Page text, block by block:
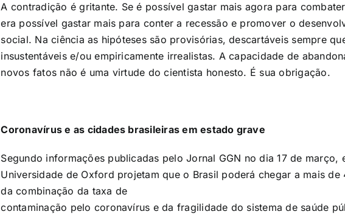
A contradição é gritante. Se é possível gastar mais agora para
era possível gastar mais para conter a recessão e promover o
social. Na ciência as hipóteses são provisórias, descartáveis sempre
insustentáveis e/ou empiricamente irrealistas. A capacidade de
novos fatos não é uma virtude do cientista honesto. É sua obrigação.
Coronavírus e as cidades brasileiras em estado grave
Segundo informações publicadas pelo Jornal GGN no dia 17 de março,
Universidade de Oxford projetam que o Brasil poderá chegar a mais de
da combinação da taxa de
contaminação pelo coronavírus e da fragilidade do sistema de saúde